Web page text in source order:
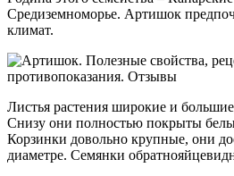
Средиземноморье. Артишок
климат.
Листья растения широкие и
Снизу они полностью покрыты
Корзинки довольно крупные, они
диаметре. Семянки